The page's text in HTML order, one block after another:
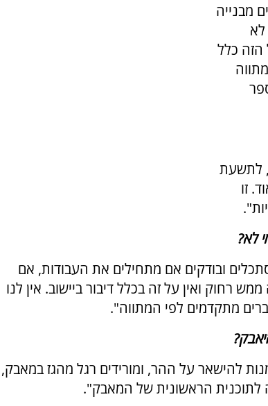
מבנייה
הזה כלל
לתשעת
זו
לא?
ובודקים אם מתחילים את העבודות, אם
רחוק ואין על זה בכלל דיבור ביישוב. אין לנו
מתקדמים לפי המתווה".
להישאר על ההר, ומורידים רגל מהגז במאבק,
לתוכנית הראשונית של המאבק".